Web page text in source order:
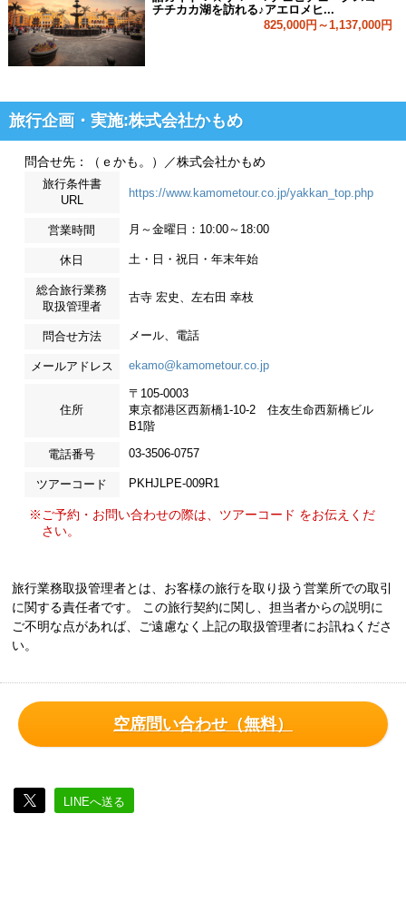
チチカカ湖を訪れる♪アエロメヒ...
825,000円～1,137,000円
旅行企画・実施:株式会社かもめ
問合せ先：（ｅかも。）／株式会社かもめ
旅行条件書
URL
https://www.kamometour.co.jp/yakkan_top.php
営業時間 月～金曜日：10:00～18:00
休日 土・日・祝日・年末年始
総合旅行業務
取扱管理者
古寺 宏史、左右田 幸枝
問合せ方法 メール、電話
メールアドレス ekamo@kamometour.co.jp
住所
〒105-0003
東京都港区西新橋1-10-2 住友生命西新橋ビル
B1階
電話番号 03-3506-0757
ツアーコード PKHJLPE-009R1
※ご予約・お問い合わせの際は、ツアーコード をお伝えくだ
さい。
旅行業務取扱管理者とは、お客様の旅行を取り扱う営業所での取引
に関する責任者です。 この旅行契約に関し、担当者からの説明に
ご不明な点があれば、ご遠慮なく上記の取扱管理者にお訊ねくださ
い。
空席問い合わせ（無料）
LINEへ送る